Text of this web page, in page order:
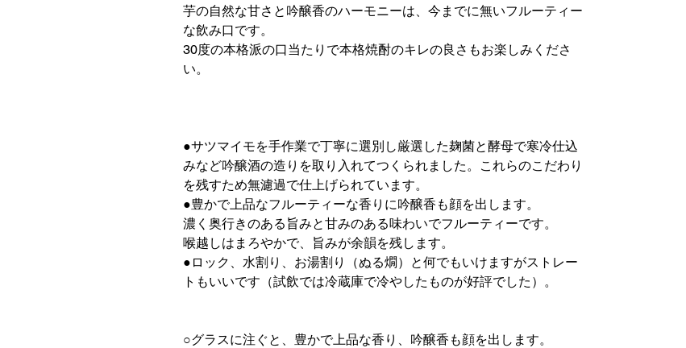
芋の自然な甘さと吟醸香のハーモニーは、今までに無いフルーティー
な飲み口です。
30度の本格派の口当たりで本格焼酎のキレの良さもお楽しみくださ
い。
●サツマイモを手作業で丁寧に選別し厳選した麹菌と酵母で寒冷仕込
みなど吟醸酒の造りを取り入れてつくられました。これらのこだわり
を残すため無濾過で仕上げられています。
●豊かで上品なフルーティーな香りに吟醸香も顔を出します。
濃く奥行きのある旨みと甘みのある味わいでフルーティーです。
喉越しはまろやかで、旨みが余韻を残します。
●ロック、水割り、お湯割り（ぬる燗）と何でもいけますがストレー
トもいいです（試飲では冷蔵庫で冷やしたものが好評でした）。
○グラスに注ぐと、豊かで上品な香り、吟醸香も顔を出します。